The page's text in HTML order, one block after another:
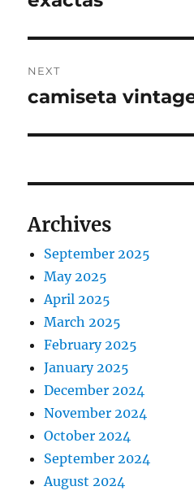
NEXT
Next
camiseta
Archives
September 2025
May 2025
April 2025
March 2025
February 2025
January 2025
December 2024
November 2024
October 2024
September 2024
August 2024